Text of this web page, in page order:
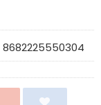
8682225550304